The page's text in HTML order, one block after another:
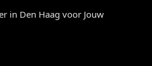
in Den Haag voor Jouw